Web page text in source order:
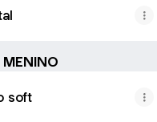
soft